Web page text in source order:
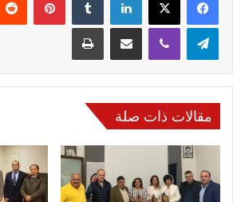
مقالات ذات صلة